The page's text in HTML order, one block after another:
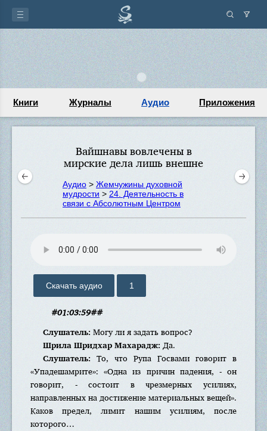
Книги Журналы Аудио Приложения
Вайшнавы вовлечены в
мирские дела лишь внешне
Аудио > Жемчужины духовной
мудрости > 24. Деятельность в
связи с Абсолютным Центром
Скачать аудио 1
#01:03:59##
Слушатель:Могу ли я задать вопрос?
Шрила Шридхар Махарадж:Да.
Слушатель: То, что Рупа Госвами говорит в
«Упадешамрите»: «Одна из причин падения, - он
говорит, - состоит в чрезмерных усилиях,
направленных на достижение материальных вещей».
Каков предел, лимит нашим усилиям, после
которого…